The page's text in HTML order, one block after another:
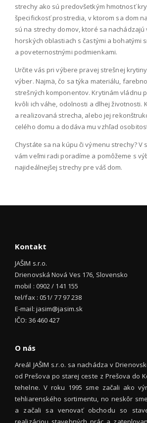
strechy ako sú predovšetkým hmotnosť
špecifickosť prostredia, v ktorom sa dom
sú na strechy domov, ktoré sa nachádzajú
horských oblastiach s častými a bohatými
a poveternostnými podmienkami.
Určite vás pri výbere pravej strešnej
výber. Najmä, čo sa týka materiálu,
strešných komponentov. Krytinám vládnu
kvôli ich váhe, odolnosti a dlhej životnosti.
a realizovaná strecha, alebo jej
celého domu a dodáva mu vzhľad
Chystáte sa na kúpu či výmenu strechy? V
vám veľmi radi poradíme a pomôžeme s
najideálnejšej strechy pre váš dom.
Kontakt
JAŠIM s.r.o.
Drienovská Nová Ves 176, Slovensko
mobil : 0902 / 141 155
tel/fax : 051/ 77 97 238
E-mail: jasim@jasim.sk
IČO: 36 460 427
O nás
Areál JAŠIM s.r.o. sa nachádza v
od Prešova po starej ceste z Prešova do
tehelne. V roku 1995 sme začali ako
tehliarenského sortimentu, no neskôr
a začali sa venovať obchodu so